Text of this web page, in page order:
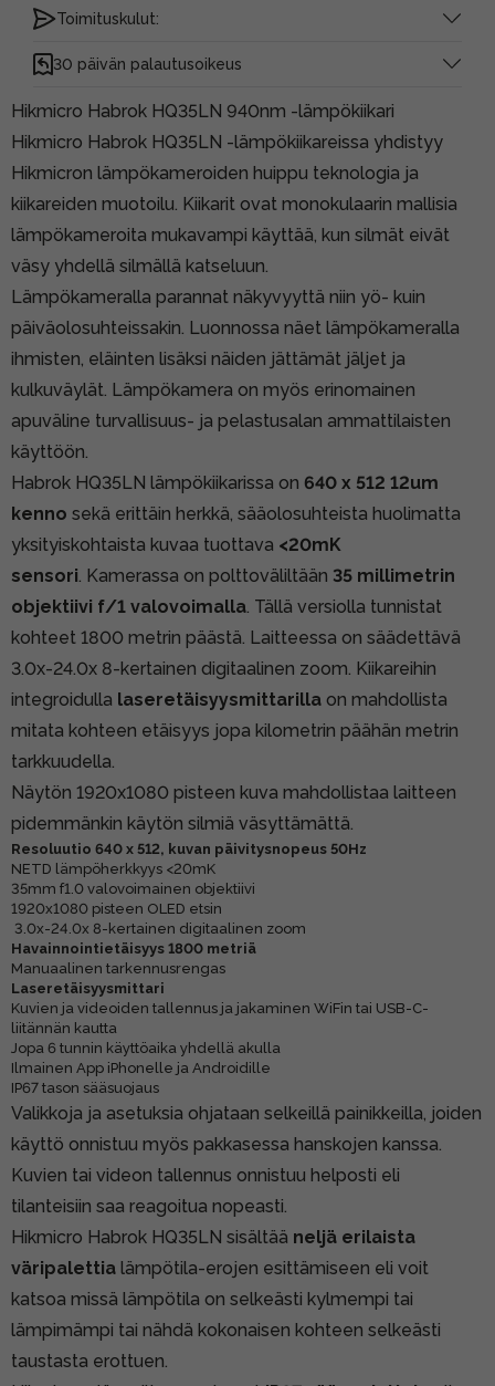
Toimituskulut:
30 päivän palautusoikeus
Hikmicro Habrok HQ35LN 940nm -lämpökiikari
Hikmicro Habrok HQ35LN -lämpökiikareissa yhdistyy
Hikmicron lämpökameroiden huippu teknologia ja
kiikareiden muotoilu. Kiikarit ovat monokulaarin mallisia
lämpökameroita mukavampi käyttää, kun silmät eivät
väsy yhdellä silmällä katseluun.
Lämpökameralla parannat näkyvyyttä niin yö- kuin
päiväolosuhteissakin. Luonnossa näet lämpökameralla
ihmisten, eläinten lisäksi näiden jättämät jäljet ja
kulkuväylät. Lämpökamera on myös erinomainen
apuväline turvallisuus- ja pelastusalan ammattilaisten
käyttöön.
Habrok HQ35LN lämpökiikarissa on 640 x 512 12um
kenno sekä erittäin herkkä, sääolosuhteista huolimatta
yksityiskohtaista kuvaa tuottava <20mK
sensori. Kamerassa on polttoväliltään 35 millimetrin
objektiivi f/1 valovoimalla. Tällä versiolla tunnistat
kohteet 1800 metrin päästä. Laitteessa on säädettävä
3.0x-24.0x 8-kertainen digitaalinen zoom. Kiikareihin
integroidulla laseretäisyysmittarilla on mahdollista
mitata kohteen etäisyys jopa kilometrin päähän metrin
tarkkuudella.
Näytön 1920x1080 pisteen kuva mahdollistaa laitteen
pidemmänkin käytön silmiä väsyttämättä.
Resoluutio 640 x 512, kuvan päivitysnopeus 50Hz
NETD lämpöherkkyys <20mK
35mm f1.0 valovoimainen objektiivi
1920x1080 pisteen OLED etsin
3.0x-24.0x 8-kertainen digitaalinen zoom
Havainnointietäisyys 1800 metriä
Manuaalinen tarkennusrengas
Laseretäisyysmittari
Kuvien ja videoiden tallennus ja jakaminen WiFin tai USB-C-
liitännän kautta
Jopa 6 tunnin käyttöaika yhdellä akulla
Ilmainen App iPhonelle ja Androidille
IP67 tason sääsuojaus
Valikkoja ja asetuksia ohjataan selkeillä painikkeilla, joiden
käyttö onnistuu myös pakkasessa hanskojen kanssa.
Kuvien tai videon tallennus onnistuu helposti eli
tilanteisiin saa reagoitua nopeasti.
Hikmicro Habrok HQ35LN sisältää neljä erilaista
väripalettia lämpötila-erojen esittämiseen eli voit
katsoa missä lämpötila on selkeästi kylmempi tai
lämpimämpi tai nähdä kokonaisen kohteen selkeästi
taustasta erottuen.